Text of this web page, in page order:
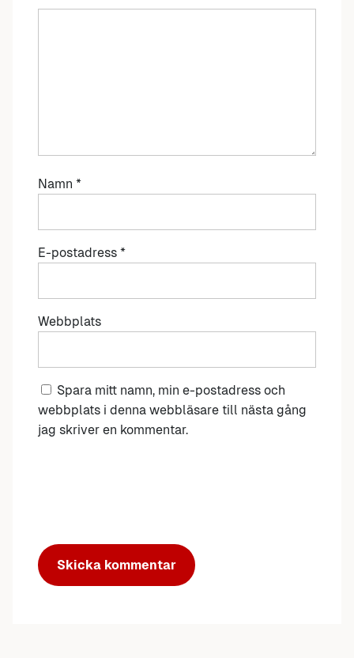
Namn *
E-postadress *
Webbplats
Spara mitt namn, min e-postadress och
webbplats i denna webbläsare till nästa gång
jag skriver en kommentar.